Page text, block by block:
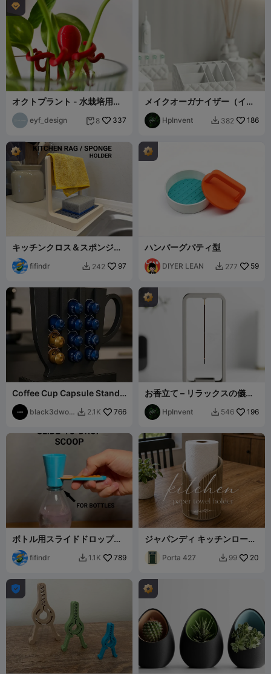

オクトプラント - 水栽培用タ
コ
eyf_design  8 337
メイクオーガナイザー（イン
フレーテッドバスルームセッ
ト） HpInvent  382 186
キッチンクロス＆スポンジホ
ルダー
fifindr  242 97
ハンバーグパティ型
DIYER LEAN  277 59
Coffee Cup Capsule Stand –
Stylish Pod Organizer
black3dwor
 2.1K 766
お香立て – リラックスの儀式
を格上げ！
HpInvent  546 196
ボトル用スライドドロップ式
粉末スコップ
fifindr  1.1K 789
ジャパンディ キッチンロール
Porta 427  99 20
